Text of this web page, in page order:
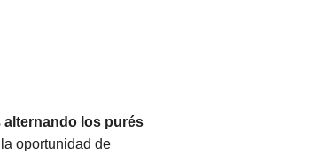
alternando los purés
oportunidad de